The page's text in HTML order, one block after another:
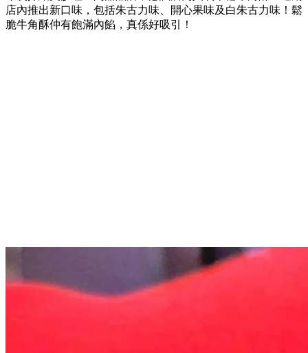
店內推出新口味，包括朱古力味、開心果味及白朱古力味！鬆
脆牛角酥仲有飽滿內餡，真係好吸引！